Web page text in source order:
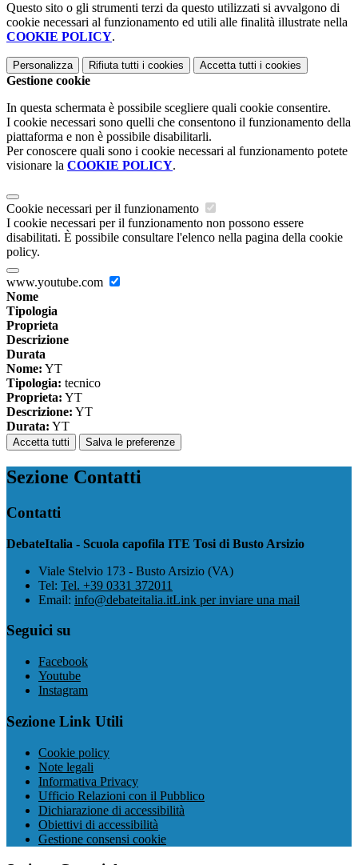
Questo sito o gli strumenti terzi da questo utilizzati si avvalgono di
cookie necessari al funzionamento ed utili alle finalità illustrate nella
COOKIE POLICY.
Personalizza Rifiuta tutti i cookies Accetta tutti i cookies
Gestione cookie
In questa schermata è possibile scegliere quali cookie consentire.
I cookie necessari sono quelli che consentono il funzionamento della
piattaforma e non è possibile disabilitarli.
Per conoscere quali sono i cookie necessari al funzionamento potete
visionare la COOKIE POLICY.
Cookie necessari per il funzionamento
I cookie necessari per il funzionamento non possono essere
disabilitati. È possibile consultare l'elenco nella pagina della cookie
policy.
www.youtube.com
Nome
Tipologia
Proprieta
Descrizione
Durata
Nome: YT
Tipologia: tecnico
Proprieta: YT
Descrizione: YT
Durata: YT
Accetta tutti Salva le preferenze
Sezione Contatti
Contatti
DebateItalia - Scuola capofila ITE Tosi di Busto Arsizio
Viale Stelvio 173 - Busto Arsizio (VA)
Tel: Tel. +39 0331 372011
Email: info@debateitalia.itLink per inviare una mail
Seguici su
Facebook
Youtube
Instagram
Sezione Link Utili
Cookie policy
Note legali
Informativa Privacy
Ufficio Relazioni con il Pubblico
Dichiarazione di accessibilità
Obiettivi di accessibilità
Gestione consensi cookie